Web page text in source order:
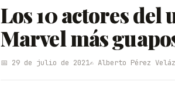
Los 10 actores
Marvel más
📅 29 de julio de 2021✍️ Alberto Pérez